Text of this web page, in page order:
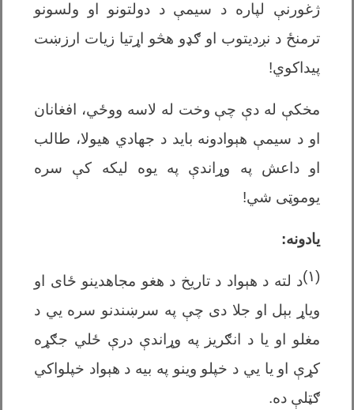
ژغورنې لپاره د سیمې د دولتونو او ولسونو
ترمنځ د نږدیتوب او ګډو هڅو اړتیا زیات ارزښت
پیداکوي!
مخکې له دې چې وخت له لاسه ووځي، افغانان
او د سیمې هېوادونه باید د جهادي هیولا، طالب
او داعش په وړاندې په یوه لیکه کې سره
یوموټی شي!
یادونه:
(۱)
د لته د هېواد د تاریخ د هغو مجاهدینو ځای او
ویاړ بېل او جلا دی چې په سرښندنو سره يي د
مغلو او یا د انګریز په وړاندې درې ځلي جګړه
کړې او یا يي د خپلو وینو په بیه د هېواد خپلواکي
ګټلې ده.